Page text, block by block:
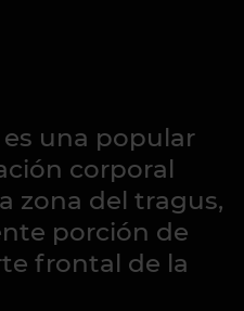
una popular
corporal
zona del tragus,
porción de
frontal de la